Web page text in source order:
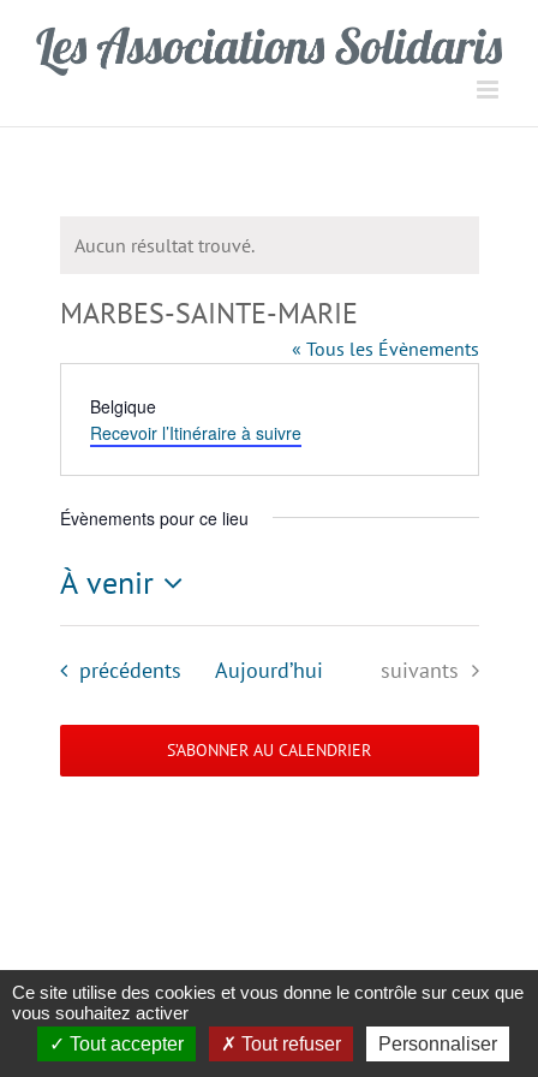
contenu
Notice
Aucun résultat trouvé.
MARBES-SAINTE-MARIE
« Tous les Évènements
Adresse
Belgique
Recevoir l’Itinéraire à suivre
Évènements pour ce lieu
À venir
Sélectionnez
date.
Évènements
précédents Aujourd’hui Évènements
suivants
S’ABONNER AU CALENDRIER
Copyright 2023 |Solidaris Wallonie|Mentions légales et politique de
confidentialité
Ce site utilise des cookies et vous donne le contrôle sur ceux que
vous souhaitez activer
Tout accepter
Tout refuser Personnaliser